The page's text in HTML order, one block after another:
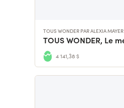
TOUS WONDER PAR ALEXIA MAYER
4 141,38 $